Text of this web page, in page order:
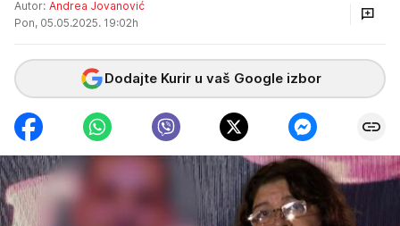
Autor: Andrea Jovanović
Pon, 05.05.2025. 19:02h
Dodajte Kurir u vaš Google izbor